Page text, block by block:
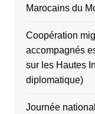
Marocains du
Coopération
accompagnés
sur les Hautes
diplomatique)
Journée